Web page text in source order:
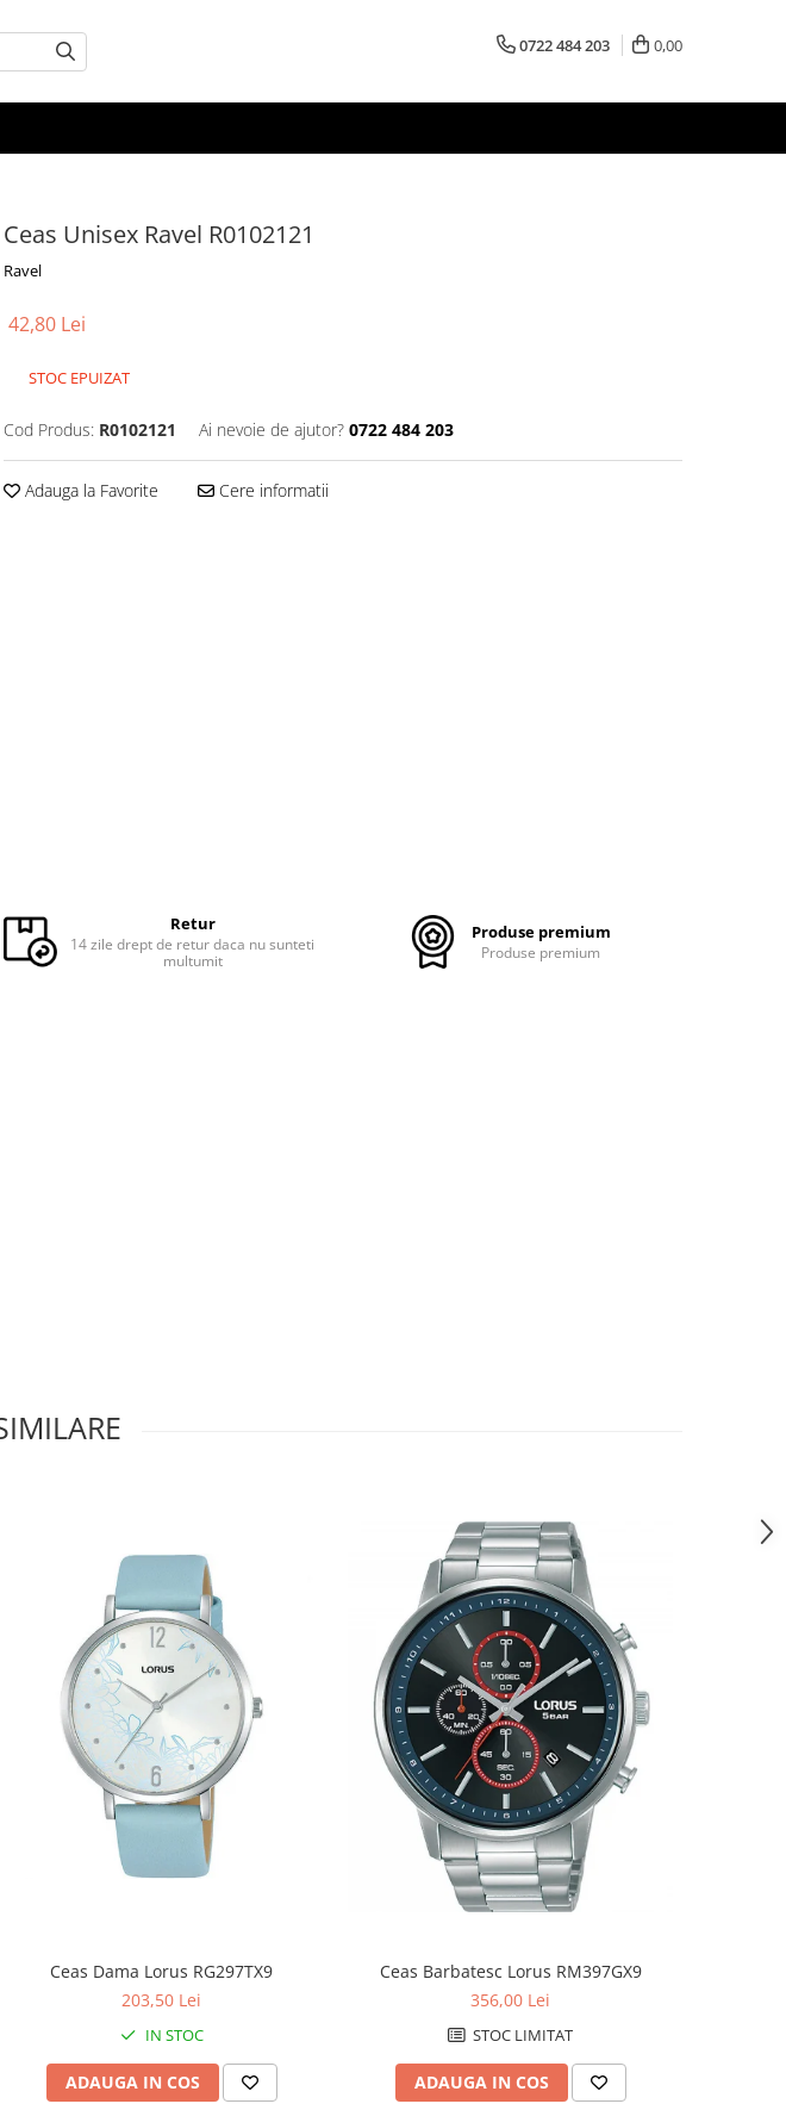
0722 484 203 0,00
Ceas Unisex Ravel R0102121
Ravel
42,80 Lei
STOC EPUIZAT
Cod Produs: R0102121 Ai nevoie de ajutor? 0722 484 203
Adauga la Favorite Cere informatii
Retur
14 zile drept de retur daca nu sunteti
multumit
Produse premium
Produse premium
Ceas Dama Lorus RG297TX9
203,50 Lei
IN STOC
ADAUGA IN COS
Ceas Barbatesc Lorus RM397GX9
356,00 Lei
STOC LIMITAT
ADAUGA IN COS